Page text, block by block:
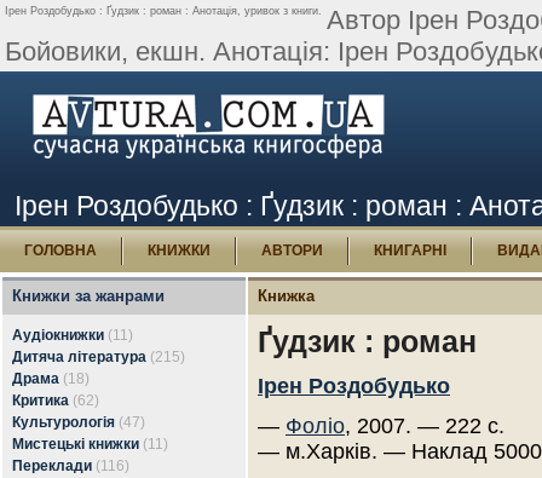
Ірен Роздобудько : Ґудзик : роман : Анотація, уривок з книги. Автор Ірен
Бойовики, екшн. Анотація: Ірен
Ірен Роздобудько : Ґудзик : роман :
ГОЛОВНА КНИЖКИ АВТОРИ КНИГАРНІ
Книжки за жанрами
Аудіокнижки (11)
Дитяча література (215)
Драма (18)
Критика (62)
Культурологія (47)
Мистецькі книжки (11)
Переклади (116)
Книжка
Ґудзик : роман
Ірен Роздобудько
— Фоліо, 2007. — 222 с.
— м.Харків. — Наклад